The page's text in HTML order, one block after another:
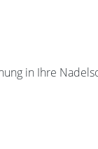
in Ihre